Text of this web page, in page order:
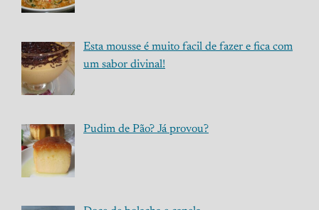
Esta mousse é muito facil de fazer e fica com
um sabor divinal!
Pudim de Pão? Já provou?